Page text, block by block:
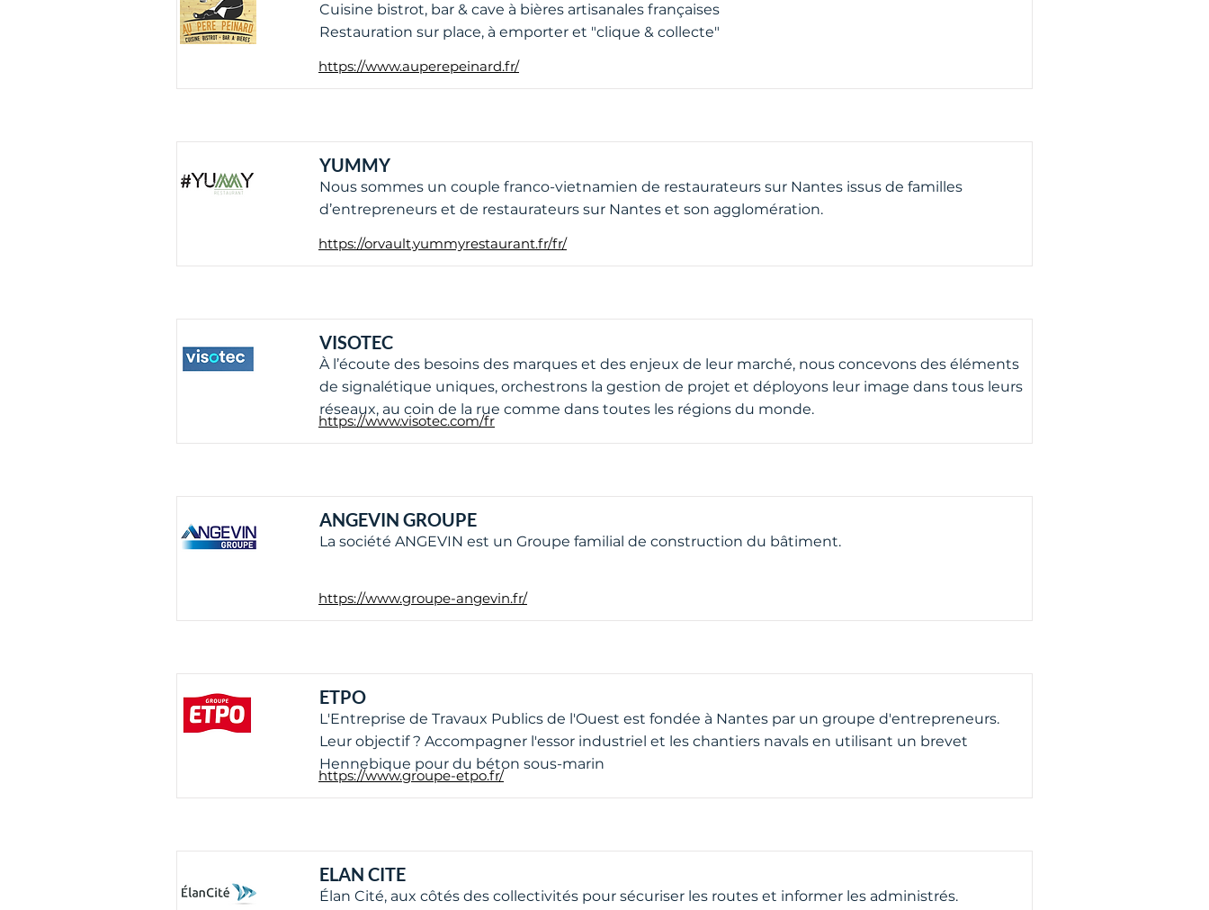
Cuisine bistrot, bar & cave à bières artisanales françaises
Restauration sur place, à emporter et "clique & collecte"
https://www.auperepeinard.fr/
YUMMY
Nous sommes un couple franco-vietnamien de restaurateurs sur Nantes issus de familles
d’entrepreneurs et de restaurateurs sur Nantes et son agglomération.
https://orvault.yummyrestaurant.fr/fr/
VISOTEC
À l’écoute des besoins des marques et des enjeux de leur marché, nous concevons des éléments
de signalétique uniques, orchestrons la gestion de projet et déployons leur image dans tous leurs
réseaux, au coin de la rue comme dans toutes les régions du monde.
https://www.visotec.com/fr
ANGEVIN GROUPE
La société ANGEVIN est un Groupe familial de construction du bâtiment.
https://www.groupe-angevin.fr/
ETPO
L'Entreprise de Travaux Publics de l'Ouest est fondée à Nantes par un groupe d'entrepreneurs.
Leur objectif ? Accompagner l'essor industriel et les chantiers navals en utilisant un brevet
Hennebique pour du béton sous-marin
https://www.groupe-etpo.fr/
ELAN CITE
Élan Cité, aux côtés des collectivités pour sécuriser les routes et informer les administrés.